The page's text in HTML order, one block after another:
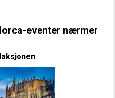
eventer nærmer